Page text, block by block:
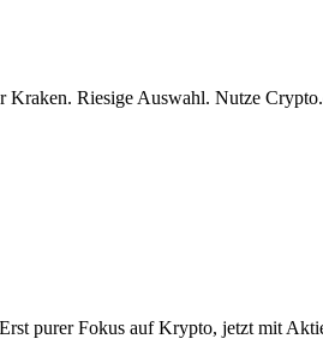
Kraken. Riesige Auswahl. Nutze
purer Fokus auf Krypto, jetzt mit